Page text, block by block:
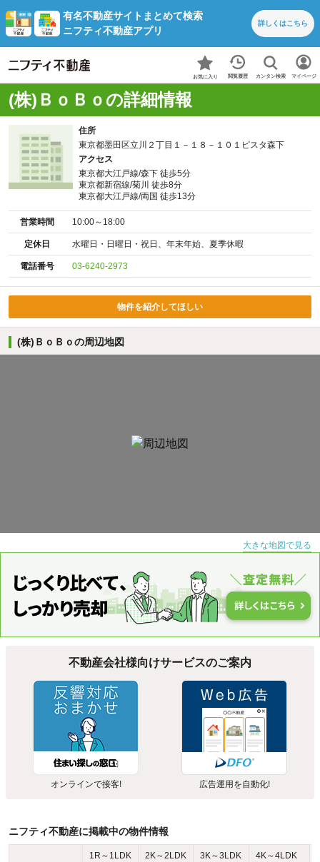
有名不動産サイトまとめて検索
ニフティ不動産アプリ
詳しくはこちら
お気に入り 閲覧履歴 カンタン検索 マイページ
(株)ＢｏＢｏの詳細情報
住所
東京都墨田区立川２丁目１－１８－１０１ピスタ森下
アクセス
東京都大江戸線/森下 徒歩5分
東京都新宿線/菊川 徒歩8分
東京都大江戸線/両国 徒歩13分
営業時間 10:00～18:00
定休日 水曜日・日曜日・祝日、年末年始、夏季休暇
電話番号 03-6240-2973
物件を紹介してほしい
(株)ＢｏＢｏの周辺地図
大きな地図で見る
不動産会社様向けサービスのご案内
オンラインで接客! 広告運用を自動化!
ニフティ不動産に掲載中の物件情報
1R～1LDK 2K～2LDK 3K～3LDK 4K～4LDK